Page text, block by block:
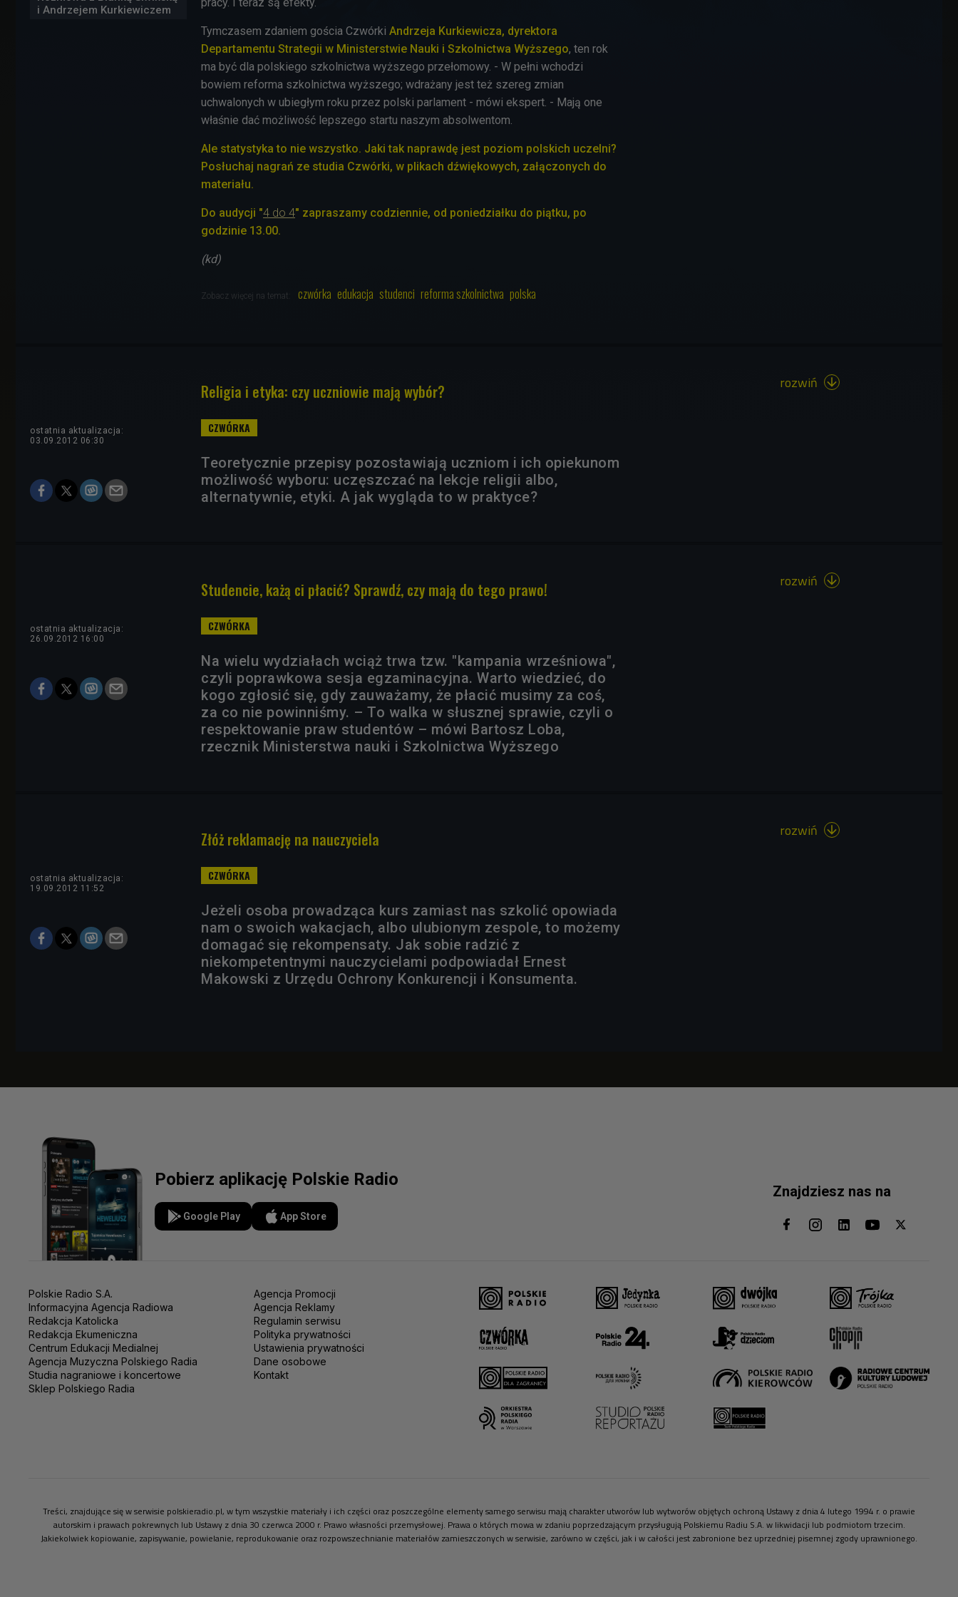
i Andrzejem Kurkiewiczem
Tymczasem zdaniem gościa Czwórki Andrzeja Kurkiewicza, dyrektora
Departamentu Strategii w Ministerstwie Nauki i Szkolnictwa Wyższego, ten rok
ma być dla polskiego szkolnictwa wyższego przełomowy. - W pełni wchodzi
bowiem reforma szkolnictwa wyższego; wdrażany jest też szereg zmian
uchwalonych w ubiegłym roku przez polski parlament - mówi ekspert. - Mają one
właśnie dać możliwość lepszego startu naszym absolwentom.
Ale statystyka to nie wszystko. Jaki tak naprawdę jest poziom polskich uczelni?
Posłuchaj nagrań ze studia Czwórki, w plikach dźwiękowych, załączonych do
materiału.
Do audycji "4 do 4" zapraszamy codziennie, od poniedziałku do piątku, po
godzinie 13.00.
(kd)
Zobacz więcej na temat: czwórka edukacja studenci reforma szkolnictwa polska
Religia i etyka: czy uczniowie mają wybór?
ostatnia aktualizacja:
03.09.2012 06:30
Teoretycznie przepisy pozostawiają uczniom i ich opiekunom
możliwość wyboru: uczęszczać na lekcje religii albo,
alternatywnie, etyki. A jak wygląda to w praktyce?
rozwiń 
Studencie, każą ci płacić? Sprawdź, czy mają do tego prawo!
ostatnia aktualizacja:
26.09.2012 16:00
Na wielu wydziałach wciąż trwa tzw. "kampania wrześniowa",
czyli poprawkowa sesja egzaminacyjna. Warto wiedzieć, do
kogo zgłosić się, gdy zauważamy, że płacić musimy za coś,
za co nie powinniśmy. – To walka w słusznej sprawie, czyli o
respektowanie praw studentów – mówi Bartosz Loba,
rzecznik Ministerstwa nauki i Szkolnictwa Wyższego
rozwiń 
Złóż reklamację na nauczyciela
ostatnia aktualizacja:
19.09.2012 11:52
Jeżeli osoba prowadząca kurs zamiast nas szkolić opowiada
nam o swoich wakacjach, albo ulubionym zespole, to możemy
domagać się rekompensaty. Jak sobie radzić z
niekompetentnymi nauczycielami podpowiadał Ernest
Makowski z Urzędu Ochrony Konkurencji i Konsumenta.
rozwiń 
Pobierz aplikację Polskie Radio
Google Play App Store
Znajdziesz nas na
Polskie Radio S.A.
Informacyjna Agencja Radiowa
Redakcja Katolicka
Redakcja Ekumeniczna
Centrum Edukacji Medialnej
Agencja Muzyczna Polskiego Radia
Studia nagraniowe i koncertowe
Sklep Polskiego Radia
Agencja Promocji
Agencja Reklamy
Regulamin serwisu
Polityka prywatności
Ustawienia prywatności
Dane osobowe
Kontakt
Treści, znajdujące się w serwisie polskieradio.pl, w tym wszystkie materiały i ich części oraz poszczególne elementy samego serwisu mają charakter utworów lub wytworów objętych ochroną Ustawy z dnia 4 lutego 1994 r. o prawie
autorskim i prawach pokrewnych lub Ustawy z dnia 30 czerwca 2000 r. Prawo własności przemysłowej. Prawa o których mowa w zdaniu poprzedzającym przysługują Polskiemu Radiu S.A. w likwidacji lub podmiotom trzecim.
Jakiekolwiek kopiowanie, zapisywanie, powielanie, reprodukowanie oraz rozpowszechnianie materiałów zamieszczonych w serwisie, zarówno w części, jak i w całości jest zabronione bez uprzedniej pisemnej zgody uprawnionego.